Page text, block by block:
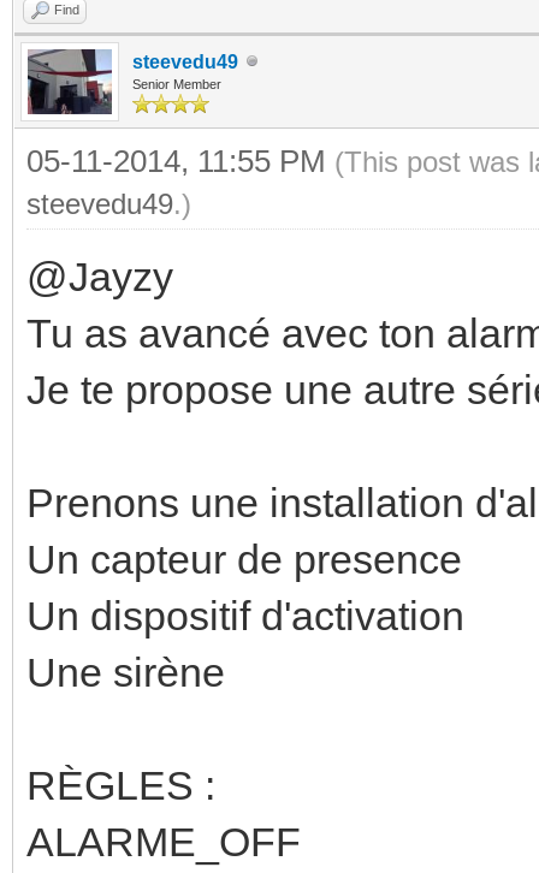
Find
steevedu49
Senior Member
05-11-2014, 11:55 PM (This post was
steevedu49.)
@Jayzy
Tu as avancé avec ton
Je te propose une autre
Prenons une installation
Un capteur de presence
Un dispositif d'activation
Une sirène
RÈGLES :
ALARME_OFF